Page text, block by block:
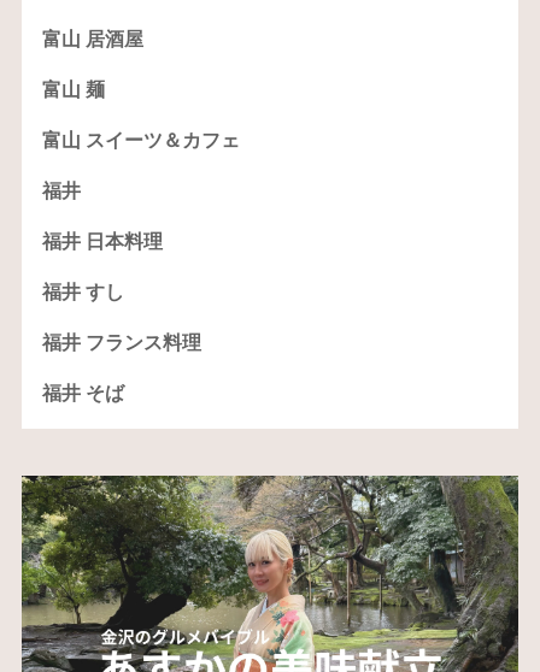
富山 居酒屋
富山 麺
富山 スイーツ＆カフェ
福井
福井 日本料理
福井 すし
福井 フランス料理
福井 そば